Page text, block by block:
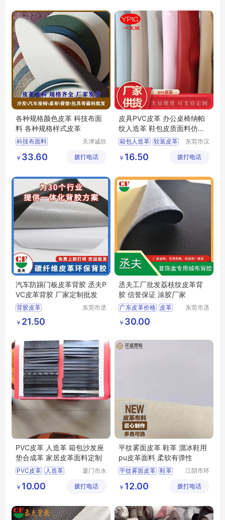
水刺布pu皮革
各种规格颜色皮革 科技布面
料 各种规格样式皮革
科技布面料
各种规格样式皮革
天津诚欣
有限公司
￥ 33.60 拨打电话
皮具PVC皮革 办公桌椅纳帕
纹人造革 鞋包皮质面料仿皮
多色西皮
箱包人造革 软装皮革
汽车内饰PVC皮革
东莞市汉
限公司
￥ 16.50 拨打电话
汽车防踢门板皮革背胶 丞夫P
VC皮革背胶 厂家定制批发
背胶皮革
皮革背胶批发
PU皮革背胶
环保背胶皮革
东莞市丞
￥ 21.50
丞夫工厂批发荔枝纹皮革背
胶 信誉保证 涂胶厂家
广东皮革价格 皮革
背胶
荔枝纹皮革背胶
皮革背胶
东莞市丞
￥ 30.00
PⅤC皮革 人造革 箱包沙发座
垫合成革 家居皮革面料定制
PⅤC皮革
人造革
厦门市永
有限公司
￥ 10.00 拨打电话
平纹雾面皮革 鞋革 溜冰鞋用
pu皮革面料 柔软有弹性
平纹雾面皮革 鞋革
pu皮革面料
江阴市环
限公司
￥ 12.00 拨打电话